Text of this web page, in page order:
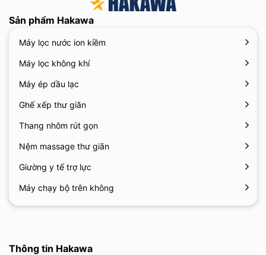
Sản phẩm Hakawa
Máy lọc nước ion kiềm
Máy lọc không khí
Máy ép dầu lạc
Ghế xếp thư giãn
Thang nhôm rút gọn
Nệm massage thư giãn
Giường y tế trợ lực
Máy chạy bộ trên không
Thông tin Hakawa